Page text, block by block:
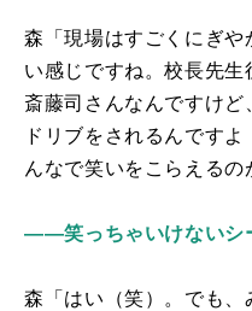
森「現場はすごくにぎ
い感じですね。校長先
斎藤司さんなんですけ
ドリブをされるんです
んなで笑いをこらえるの
――笑っちゃいけないシ
森「はい（笑）。でも、